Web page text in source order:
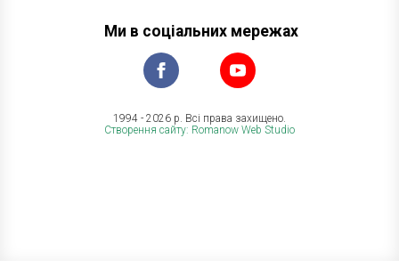
Ми в соціальних мережах
1994 - 2026 р. Всі права захищено.
Створення сайту: Romanow Web Studio